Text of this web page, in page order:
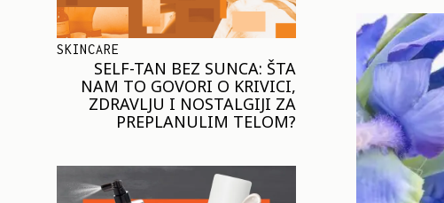
SKINCARE
SELF-TAN BEZ SUNCA: ŠTA
NAM TO GOVORI O KRIVICI,
ZDRAVLJU I NOSTALGIJI ZA
PREPLANULIM TELOM?